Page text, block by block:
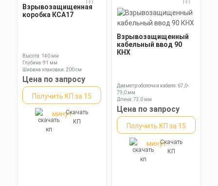
Взрывозащищенная
коробка КСА17
Высота: 140 мм
Глубина: 91 мм
Ширина упаковки: 200 см
Цена по запросу
Получить КП за 15
минутСкачать
КП
Взрывозащищенный
кабельный ввод 90
КНХ
Диаметр оболочки кабеля: 67,0-
79,0 мм
Длина: 73,0 мм
Ключ: 110 мм
Цена по запросу
Получить КП за 15
минутСкачать
КП